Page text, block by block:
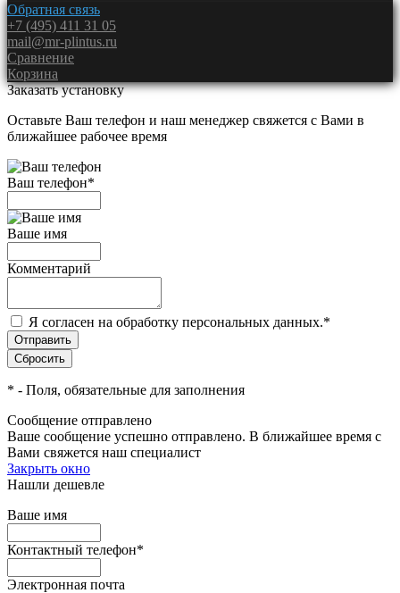
Обратная связь
+7 (495) 411 31 05
mail@mr-plintus.ru
Сравнение
Корзина
Заказать установку
Оставьте Ваш телефон и наш менеджер свяжется с Вами в
ближайшее рабочее время
Ваш телефон*
Ваше имя
Комментарий
Я согласен на обработку персональных данных.*
* - Поля, обязательные для заполнения
Сообщение отправлено
Ваше сообщение успешно отправлено. В ближайшее время с
Вами свяжется наш специалист
Закрыть окно
Нашли дешевле
Ваше имя
Контактный телефон*
Электронная почта